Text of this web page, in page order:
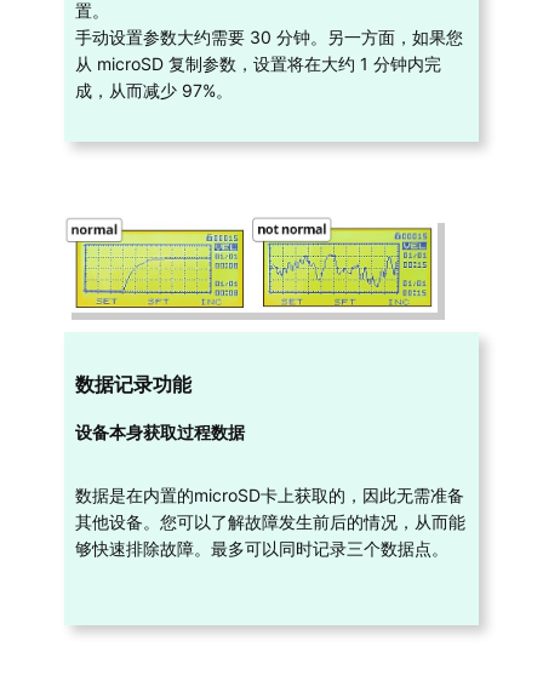
置。
手动设置参数大约需要 30 分钟。另一方面，如果您
从 microSD 复制参数，设置将在大约 1 分钟内完
成，从而减少 97%。
数据记录功能
设备本身获取过程数据
数据是在内置的microSD卡上获取的，因此无需准备
其他设备。您可以了解故障发生前后的情况，从而能
够快速排除故障。最多可以同时记录三个数据点。